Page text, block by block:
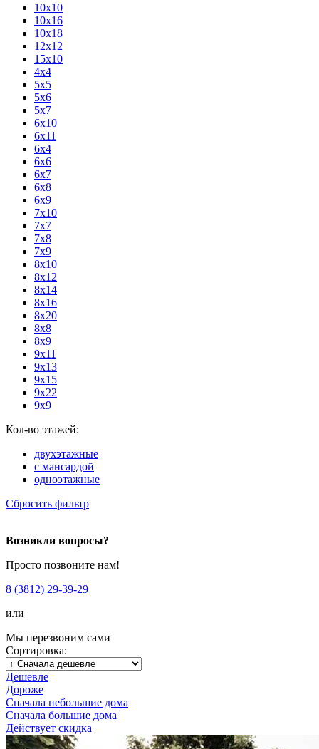
10х10
10х16
10х18
12х12
15х10
4х4
5х5
5х6
5х7
6х10
6х11
6х4
6х6
6х7
6х8
6х9
7х10
7х7
7х8
7х9
8х10
8х12
8х14
8х16
8х20
8х8
8х9
9х11
9х13
9х15
9х22
9х9
Кол-во этажей:
двухэтажные
с мансардой
одноэтажные
Сбросить фильтр
Возникли вопросы?
Просто позвоните нам!
8 (3812) 29-39-29
или
Мы перезвоним сами
Сортировка:
Дешевле
Дороже
Сначала небольшие дома
Сначала большие дома
Действует скидка